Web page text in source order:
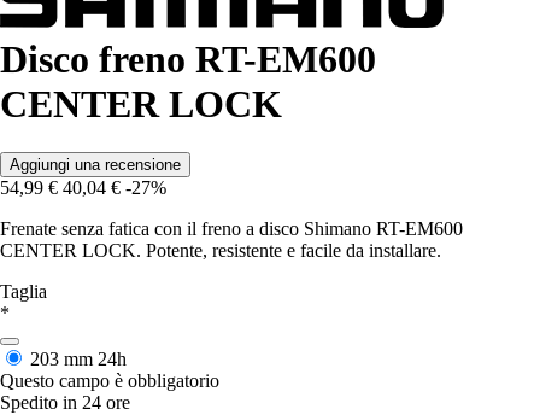
Disco freno RT-EM600
CENTER LOCK
Aggiungi una recensione
54,99 € 40,04 € -27%
Frenate senza fatica con il freno a disco Shimano RT-EM600
CENTER LOCK. Potente, resistente e facile da installare.
Taglia
*
203 mm 24h
Questo campo è obbligatorio
Spedito in 24 ore